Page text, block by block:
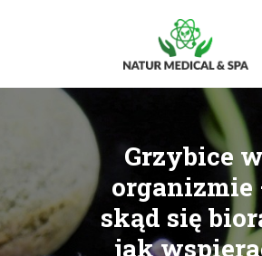
Grzybice w
organizmie
skąd się
jak
STRONA GŁÓWNA
O NAS
USŁUGI
MASAŻE
CENNIK
PROMOCJE